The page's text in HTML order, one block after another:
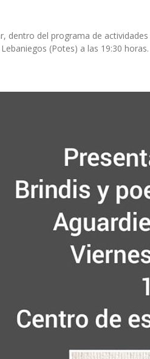
dentro del programa de
(Potes) a las 19:30 horas.